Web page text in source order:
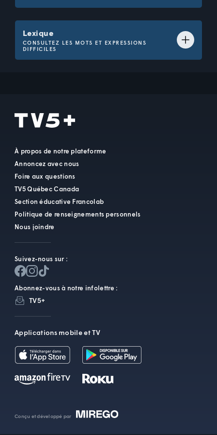
Lexique
CONSULTEZ LES MOTS ET EXPRESSIONS
DIFFICILES
BONIFIER
ENGAGEMENT
ENJOLIVER
INTERVENIR
RECRUTEMENT
v.
Rendre plus agréable, rendre meilleur.
À propos de notre plateforme
Annoncez avec nous
Foire aux questions
TV5 Québec Canada
Section éducative Francolab
Politique de renseignements personnels
Nous joindre
Suivez-nous sur :
Abonnez-vous à notre infolettre :
TV5+
Applications mobile et TV
Conçu et développé par